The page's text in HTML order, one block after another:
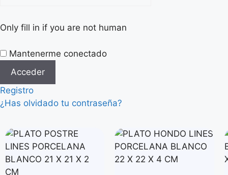
Only fill in if you are not human
Mantenerme conectado
Registro
¿Has olvidado tu contraseña?